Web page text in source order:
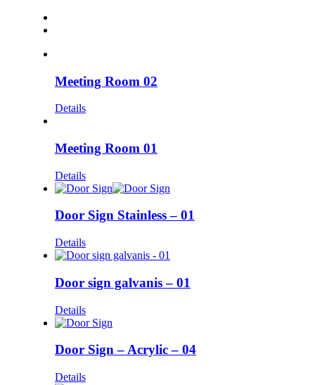
Meeting Room 02
Details
Meeting Room 01
Details
Door Sign Stainless – 01
Details
Door sign galvanis – 01
Details
Door Sign – Acrylic – 04
Details